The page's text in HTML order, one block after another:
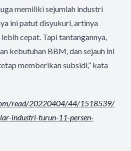
memiliki sejumlah industri
ini patut disyukuri, artinya
cepat. Tapi tantangannya,
kebutuhan BBM, dan sejauh ini
memberikan subsidi,” kata
read/20220404/44/1518539/
industri-turun-11-persen-